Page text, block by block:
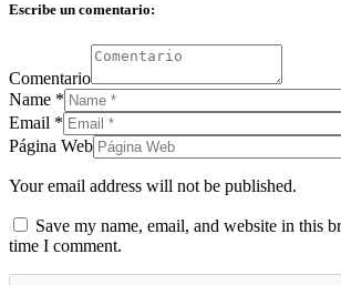
Escribe un comentario:
Comentario
Name *
Email *
Página Web
Your email address will not be published.
Save my name, email, and website in this
time I comment.